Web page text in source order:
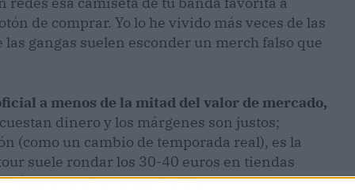
de comprar. Yo lo he vivido más veces de las
gangas suelen esconder un merch falso que
a menos de la mitad del valor de mercado,
dinero y los márgenes son justos;
(como un cambio de temporada real), es la
suele rondar los 30-40 euros en tiendas
"última unidad", ponte alerta.